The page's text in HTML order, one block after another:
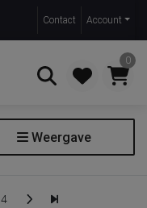
Contact Account
0
Zoeken
Weergave
4